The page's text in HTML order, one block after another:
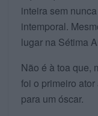
inteira sem
intemporal.
lugar na Sétima
Não é à toa que,
foi o primeiro
para um óscar.